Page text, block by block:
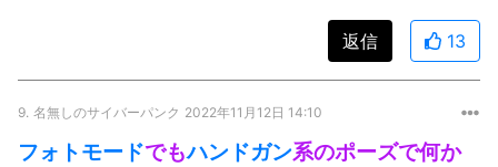
返信 13
9. 名無しのサイバーパンク 2022年11月12日 14:10
フォトモードでもハンドガン系のポーズで何か